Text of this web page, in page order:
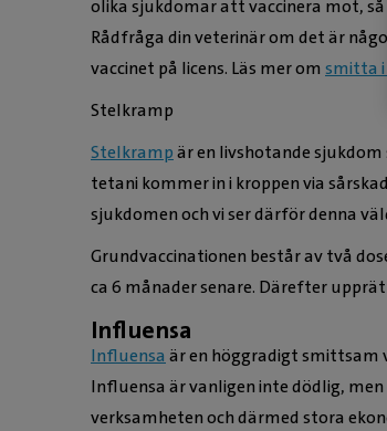
olika sjukdomar att vaccinera mot,
Rådfråga din veterinär om det är
vaccinet på licens. Läs mer om smitta i
Stelkramp
Stelkrampär en livshotande
tetani kommer in i kroppen via
sjukdomen och vi ser därför denna
Grundvaccinationen består av två
ca 6 månader senare. Därefter
Influensa
Influensa är en höggradigt smittsam
Influensa är vanligen inte dödlig,
verksamheten och därmed stora